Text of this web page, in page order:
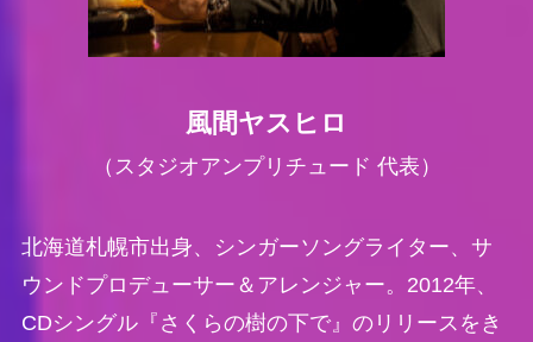
風間ヤスヒロ
（スタジオアンプリチュード 代表）
北海道札幌市出身、シンガーソングライター、サ
ウンドプロデューサー＆アレンジャー。2012年、
CDシングル『さくらの樹の下で』のリリースをき